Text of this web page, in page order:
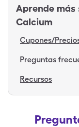
Aprende más
Calcium
Cupones/
Preguntas
Recursos